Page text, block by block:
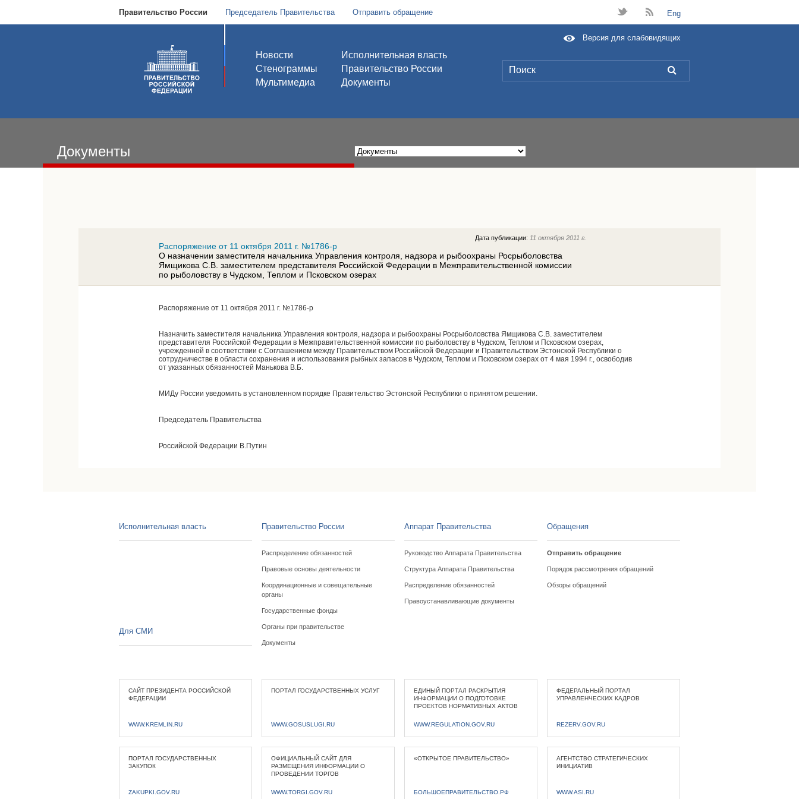
Правительство России Председатель Правительства Отправить обращение t B Eng
Новости
Стенограммы
Мультимедиа
Исполнительная власть
Правительство России
Документы
L
Версия для слабовидящих
Документы
Дата публикации: 11 октября 2011 г.
Распоряжение от 11 октября 2011 г. №1786-р
О назначении заместителя начальника Управления контроля, надзора и рыбоохраны Росрыболовства
Ямщикова С.В. заместителем представителя Российской Федерации в Межправительственной комиссии
по рыболовству в Чудском, Теплом и Псковском озерах
Распоряжение от 11 октября 2011 г. №1786-р
Назначить заместителя начальника Управления контроля, надзора и рыбоохраны Росрыболовства Ямщикова С.В. заместителем
представителя Российской Федерации в Межправительственной комиссии по рыболовству в Чудском, Теплом и Псковском озерах,
учрежденной в соответствии с Соглашением между Правительством Российской Федерации и Правительством Эстонской Республики о
сотрудничестве в области сохранения и использования рыбных запасов в Чудском, Теплом и Псковском озерах от 4 мая 1994 г., освободив
от указанных обязанностей Манькова В.Б.
МИДу России уведомить в установленном порядке Правительство Эстонской Республики о принятом решении.
Председатель Правительства
Российской Федерации В.Путин
Исполнительная власть Правительство России
Распределение обязанностей
Правовые основы деятельности
Координационные и совещательные
органы
Государственные фонды
Органы при правительстве
Документы
Аппарат Правительства
Руководство Аппарата Правительства
Структура Аппарата Правительства
Распределение обязанностей
Правоустанавливающие документы
Обращения
Отправить обращение
Порядок рассмотрения обращений
Обзоры обращений
Для СМИ
САЙТ ПРЕЗИДЕНТА РОССИЙСКОЙ
ФЕДЕРАЦИИ
WWW.KREMLIN.RU
ПОРТАЛ ГОСУДАРСТВЕННЫХ УСЛУГ
WWW.GOSUSLUGI.RU
ЕДИНЫЙ ПОРТАЛ РАСКРЫТИЯ
ИНФОРМАЦИИ О ПОДГОТОВКЕ
ПРОЕКТОВ НОРМАТИВНЫХ АКТОВ
WWW.REGULATION.GOV.RU
ФЕДЕРАЛЬНЫЙ ПОРТАЛ
УПРАВЛЕНЧЕСКИХ КАДРОВ
REZERV.GOV.RU
ПОРТАЛ ГОСУДАРСТВЕННЫХ
ЗАКУПОК
ZAKUPKI.GOV.RU
ОФИЦИАЛЬНЫЙ САЙТ ДЛЯ
РАЗМЕЩЕНИЯ ИНФОРМАЦИИ О
ПРОВЕДЕНИИ ТОРГОВ
WWW.TORGI.GOV.RU
«ОТКРЫТОЕ ПРАВИТЕЛЬСТВО»
БОЛЬШОЕПРАВИТЕЛЬСТВО.РФ
АГЕНТСТВО СТРАТЕГИЧЕСКИХ
ИНИЦИАТИВ
WWW.ASI.RU